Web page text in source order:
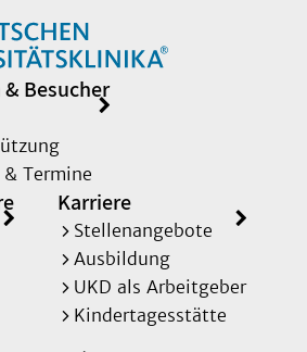
Besucher
Termine
Karriere
Stellenangebote
Ausbildung
UKD als Arbeitgeber
Kindertagesstätte